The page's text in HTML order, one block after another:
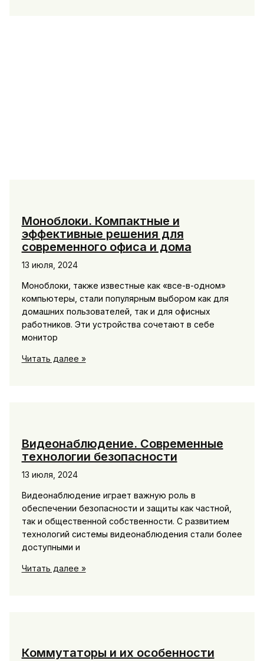
Моноблоки. Компактные и
эффективные решения для
современного офиса и дома
13 июля, 2024
Моноблоки, также известные как «все-в-одном»
компьютеры, стали популярным выбором как для
домашних пользователей, так и для офисных
работников. Эти устройства сочетают в себе
монитор
Моноблоки.
офиса
и
дома
Читать далее »
Видеонаблюдение. Современные
технологии безопасности
13 июля, 2024
Видеонаблюдение играет важную роль в
обеспечении безопасности и защиты как частной,
так и общественной собственности. С развитием
технологий системы видеонаблюдения стали более
доступными и
Видеонаблюдение.
Читать далее »
Коммутаторы и их особенности